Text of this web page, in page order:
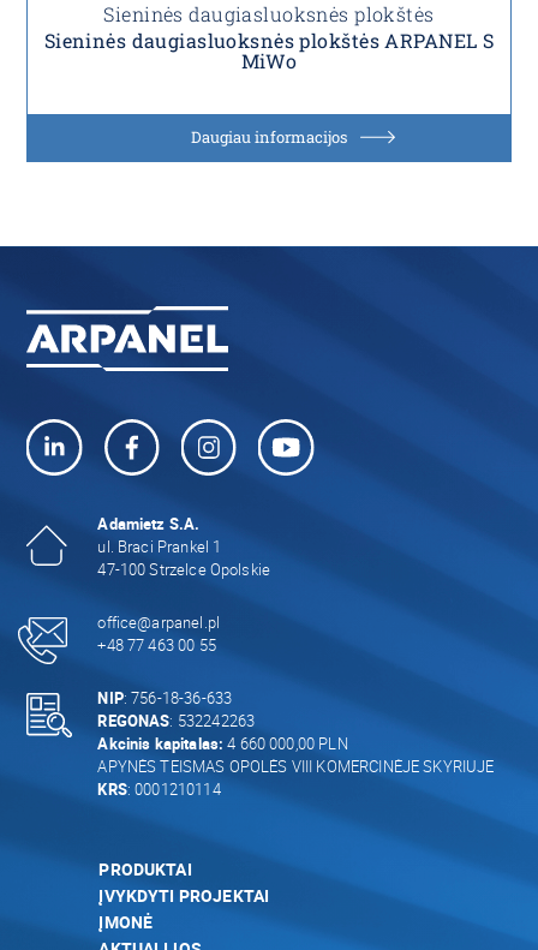
Sieninės daugiasluoksnės plokštės
Sieninės daugiasluoksnės plokštės ARPANEL S
MiWo
Daugiau informacijos
Adamietz S.A.
ul. Braci Prankel 1
47-100 Strzelce Opolskie
office@arpanel.pl
+48 77 463 00 55
NIP: 756-18-36-633
REGONAS: 532242263
Akcinis kapitalas: 4 660 000,00 PLN
APYNĖS TEISMAS OPOLĖS VIII KOMERCINĖJE SKYRIUJE
KRS: 0001210114
PRODUKTAI
ĮVYKDYTI PROJEKTAI
ĮMONĖ